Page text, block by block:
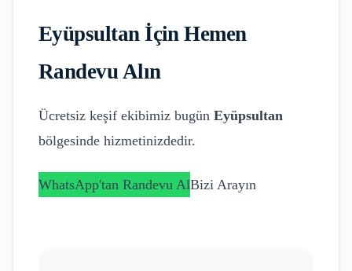
Eyüpsultanİçin Hemen
Randevu Alın
Ücretsiz keşif ekibimiz bugün Eyüpsultan
bölgesinde hizmetinizdedir.
WhatsApp'tan Randevu AlBizi Arayın